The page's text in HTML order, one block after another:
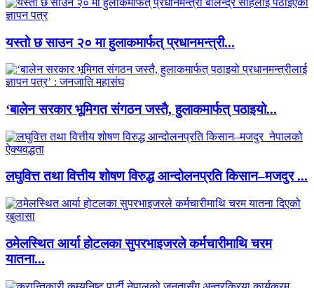
यस्तो छ साउन २० मा हुलाकमार्फत् प्रधानमन्त्री...
‘बालेन सरकार भूमिगत संगठन जस्तै, हुलाकमार्फत् पठाइयो...
लघुवित्त तथा वित्तीय शोषण विरुद्ध आन्दोलनप्रति किसान–मजदुर ...
ठमेलस्थित आर्या होटलका सुपरभाइजरले कर्मचारीमाथि चरम
यातना...